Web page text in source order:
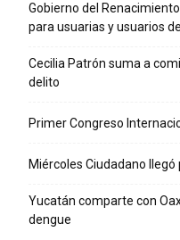
Gobierno del
para usuarias y usuarios
Cecilia Patrón suma a
delito
Primer Congreso
Miércoles Ciudadano
Yucatán comparte con
dengue